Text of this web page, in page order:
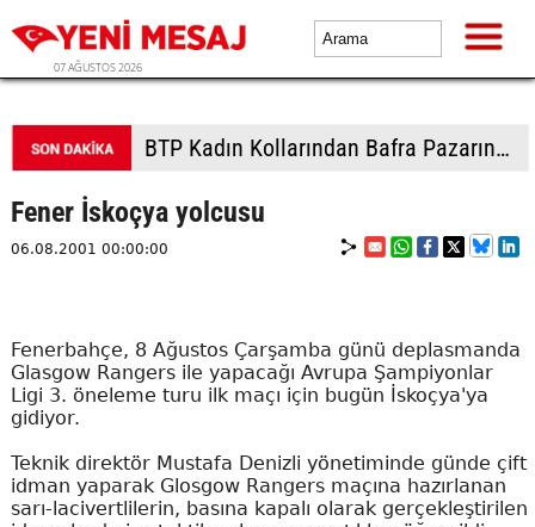
07 AĞUSTOS 2026
Türkiye, Suudi Arabistan ve Pakistan üçlü savunma anlaşması imzalayacak
Fener İskoçya yolcusu
06.08.2001 00:00:00
Fenerbahçe, 8 Ağustos Çarşamba günü deplasmanda
Glasgow Rangers ile yapacağı Avrupa Şampiyonlar
Ligi 3. öneleme turu ilk maçı için bugün İskoçya'ya
gidiyor.
Teknik direktör Mustafa Denizli yönetiminde günde çift
idman yaparak Glosgow Rangers maçına hazırlanan
sarı-lacivertlilerin, basına kapalı olarak gerçekleştirilen